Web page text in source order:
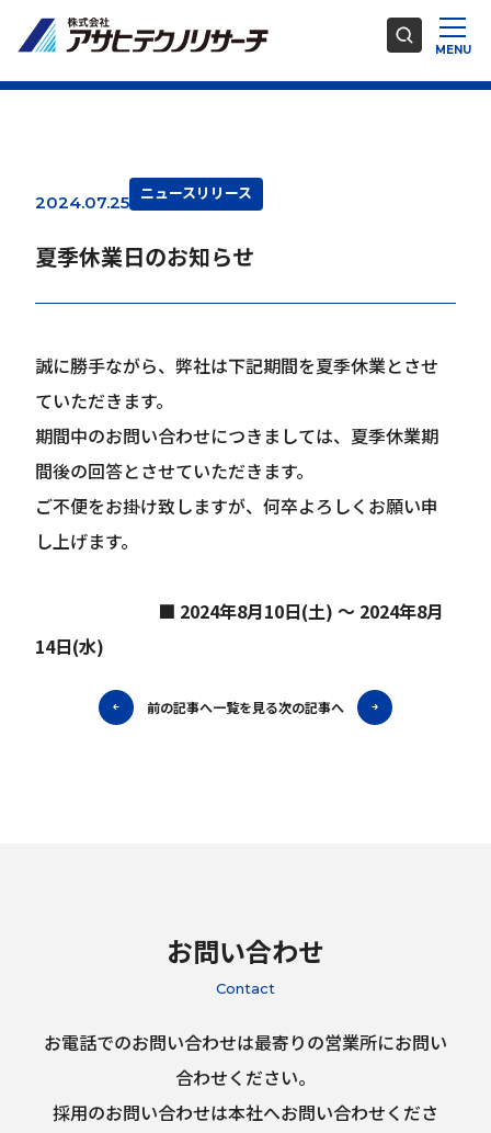
2024.07.25 ニュースリリース
夏季休業日のお知らせ
誠に勝手ながら、弊社は下記期間を夏季休業とさせ
ていただきます。
期間中のお問い合わせにつきましては、夏季休業期
間後の回答とさせていただきます。
ご不便をお掛け致しますが、何卒よろしくお願い申
し上げます。
■ 2024年8月10日(土) ～ 2024年8月
14日(水)
前の記事へ一覧を見る次の記事へ
お問い合わせ
Contact
お電話でのお問い合わせは最寄りの営業所にお問い
合わせください。
採用のお問い合わせは本社へお問い合わせくださ